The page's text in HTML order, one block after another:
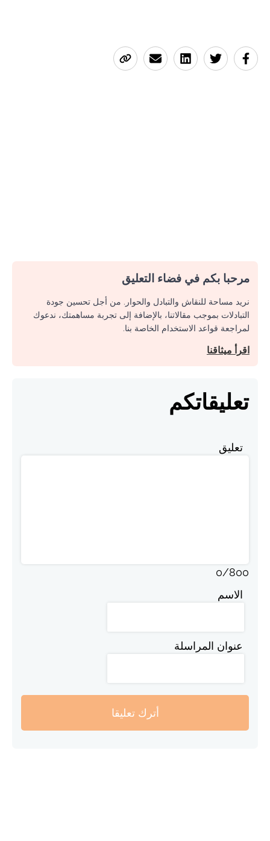
مرحبا بكم في فضاء التعليق
نريد مساحة للنقاش والتبادل والحوار. من أجل تحسين جودة
التبادلات بموجب مقالاتنا، بالإضافة إلى تجربة مساهمتك، ندعوك
لمراجعة قواعد الاستخدام الخاصة بنا.
اقرأ ميثاقنا
تعليقاتكم
تعليق
0/800
الاسم
عنوان المراسلة
أترك تعليقا